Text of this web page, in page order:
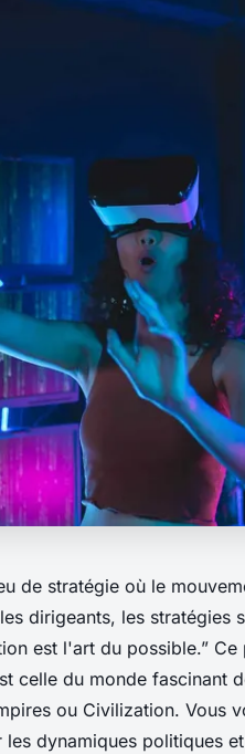
de stratégie où le
dirigeants, les stratégies
est l'art du possible.”
celle du monde fascinant
ou Civilization. Vous
dynamiques politiques